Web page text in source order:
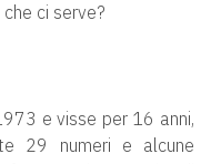
ci serve?
e visse per 16 anni,
29 numeri e alcune